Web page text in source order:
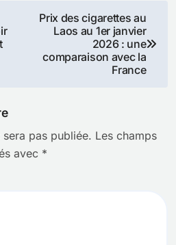
Prix des cigarettes au
Laos au 1er janvier
2026 : une
comparaison avec la
France
pas publiée. Les champs
avec *